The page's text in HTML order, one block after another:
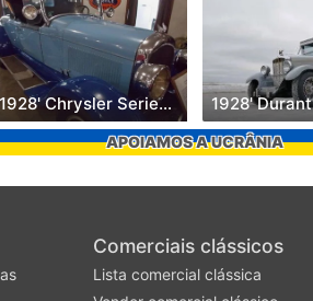
1928' Chrysler Series 72 1928' Durant
APOIAMOS A UCRÂNIA
Comerciais clássicos
Lista comercial clássica